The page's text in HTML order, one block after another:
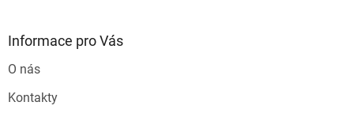
Informace pro Vás
O nás
Kontakty